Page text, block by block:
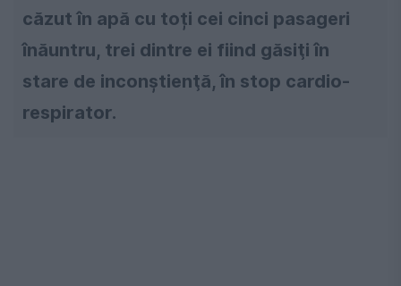
căzut în apă cu toți cei cinci pasageri
înăuntru, trei dintre ei fiind găsiţi în
stare de inconştienţă, în stop cardio-
respirator.